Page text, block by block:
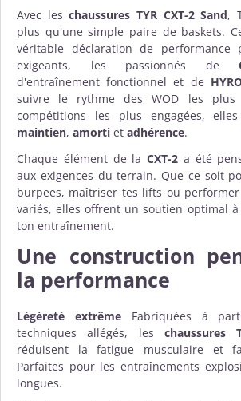
Avec leschaussures TYR CXT-2 Sand,
plus qu'une simple paire de baskets.
véritable déclaration de performance
exigeants, les passionnés de
d'entraînement fonctionnel et de
suivre le rythme des WOD les plus
compétitions les plus engagées,
maintien, amorti et adhérence.
Chaque élément de laCXT-2 a été
aux exigences du terrain. Que ce soit
burpees, maîtriser tes lifts ou
variés, elles offrent un soutien optimal
ton entraînement.
Une construction
la performance
Légèreté extrêmeFabriquées à
techniques allégés, les chaussures
réduisent la fatigue musculaire et
Parfaites pour les entraînements
longues.